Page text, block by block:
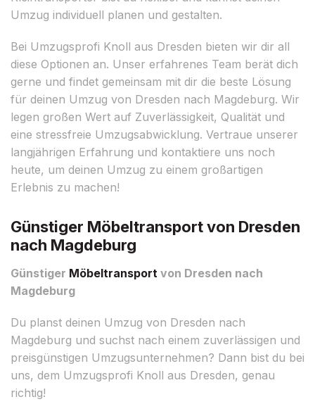
Umzug individuell planen und gestalten.
Bei Umzugsprofi Knoll aus Dresden bieten wir dir all
diese Optionen an. Unser erfahrenes Team berät dich
gerne und findet gemeinsam mit dir die beste Lösung
für deinen Umzug von Dresden nach Magdeburg. Wir
legen großen Wert auf Zuverlässigkeit, Qualität und
eine stressfreie Umzugsabwicklung. Vertraue unserer
langjährigen Erfahrung und kontaktiere uns noch
heute, um deinen Umzug zu einem großartigen
Erlebnis zu machen!
Günstiger Möbeltransport von Dresden
nach Magdeburg
Günstiger Möbeltransport von Dresden nach
Magdeburg
Du planst deinen Umzug von Dresden nach
Magdeburg und suchst nach einem zuverlässigen und
preisgünstigen Umzugsunternehmen? Dann bist du bei
uns, dem Umzugsprofi Knoll aus Dresden, genau
richtig!